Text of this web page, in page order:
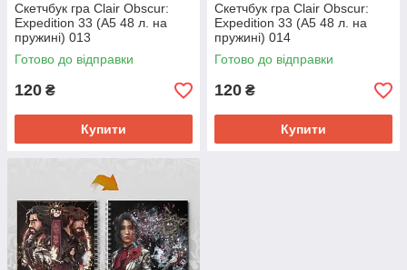
Скетчбук гра Clair Obscur:
Expedition 33 (А5 48 л. на
пружині) 013
Готово до відправки
120 ₴
Купити
Скетчбук гра Clair Obscur:
Expedition 33 (А5 48 л. на
пружині) 014
Готово до відправки
120 ₴
Купити